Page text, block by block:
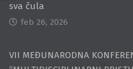
sva čula
feb 26, 2026
VII MEĐUNARODNA